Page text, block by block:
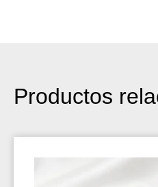
Productos